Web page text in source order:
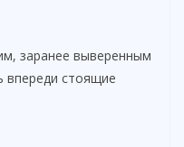
заранее выверенным
стоящие